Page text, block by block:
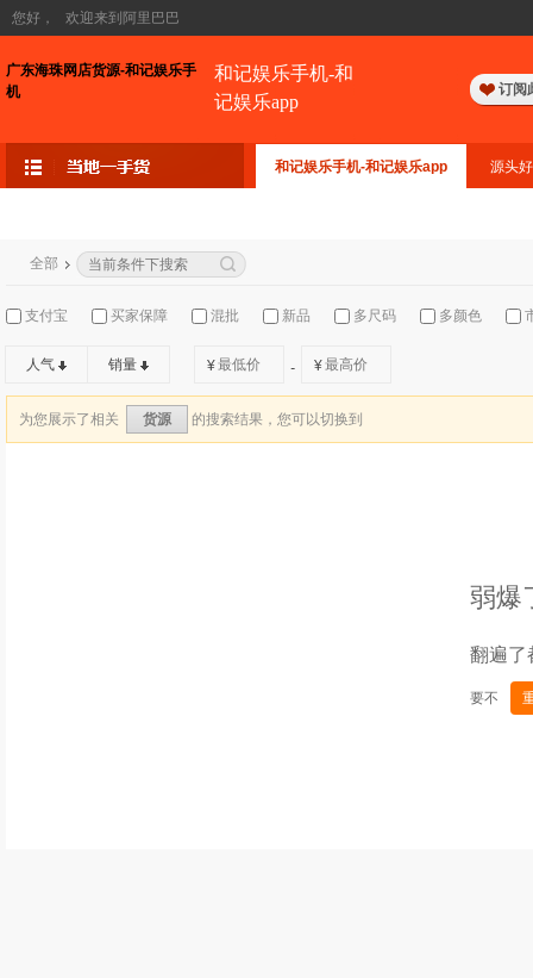
您好， 欢迎来到阿里巴巴
广东海珠网店货源-和记娱乐手
机
和记娱乐手机-和
记娱乐app
订阅
和记娱乐手机-和记娱乐app 源头
全部
支付宝 买家保障 混批 新品 多尺码 多颜色
人气 销量 ¥ - ¥
为您展示了相关 货源 的搜索结果，您可以切换到
弱爆
翻遍了
要不